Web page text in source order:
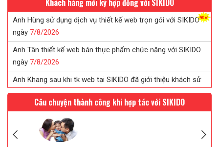
Khách hàng mới ký hợp đồng với SIKIDO
Anh Tân thiết kế web bán thực phẩm chức năng với SIKIDO
ngày 7/8/2026
Anh Khang sau khi tk web tại SIKIDO đã giới thiệu khách sử
dụng 7/8/2026
Chị Tuyết đã tin tưởng ký web in ấn sau khi được SIKIDO tư
vấn...7/8/2026
Chị Uyên thiết kế web saloc tóc tại SIKIDO ngày7/8/2026
Anh Hùng sử dụng dịch vụ thiết kế web trọn gói với SIKIDO
ngày
8/2026
Câu chuyện thành công khi hợp tác với SIKIDO